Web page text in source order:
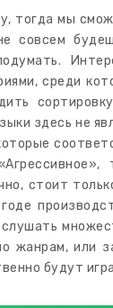
тогда мы
совсем
среди
здесь не
стоит
жанрам, или
будут